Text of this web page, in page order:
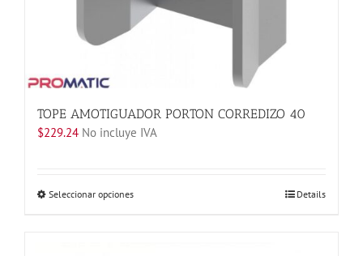
TOPE AMOTIGUADOR PORTON CORREDIZO 40
$229.24 No incluye IVA
Seleccionar opcionesEste
Details